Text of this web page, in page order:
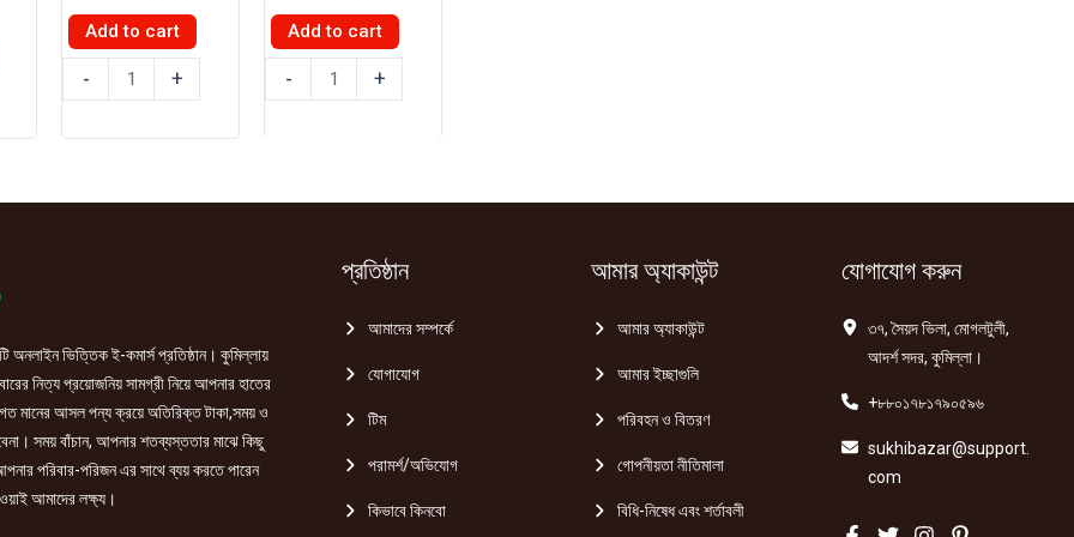
275.00.
was:
৳ 200.00.
is:
৳ 180.00.
Add to cart
-
শেভিং
+
was:
৳ 350.00.
is:
৳ 300.00.
Add to cart
-
শেভিং
+
অনলাইন ভিত্তিক ই-কমার্স প্রতিষ্ঠান। কুমিল্লায়
নিত্য প্রয়োজনিয় সামগ্রী নিয়ে আপনার হাতের
মানের আসল পন্য ক্রয়ে অতিরিক্ত টাকা,সময় ও
সময় বাঁচান, আপনার শতব্যস্ততার মাঝে কিছু
পরিবার-পরিজন এর সাথে ব্যয় করতে পারেন
আমাদের লক্ষ্য।
প্রতিষ্ঠান
আমাদের সম্পর্কে
যোগাযোগ
টিম
পরামর্শ/অভিযোগ
কিভাবে কিনবো
আমার অ্যাকাউন্ট
আমার অ্যাকাউন্ট
আমার ইচ্ছাগুলি
পরিবহন ও বিতরণ
গোপনীয়তা নীতিমালা
বিধি-নিষেধ এবং শর্তাবলী
যোগাযোগ করুন
৩৭, সৈয়দ ভিলা, মোগলটুলী,
আদর্শ সদর, কুমিল্লা।
+৮৮০১৭৮১৭৯০৫৯৬
sukhibazar@support.
com